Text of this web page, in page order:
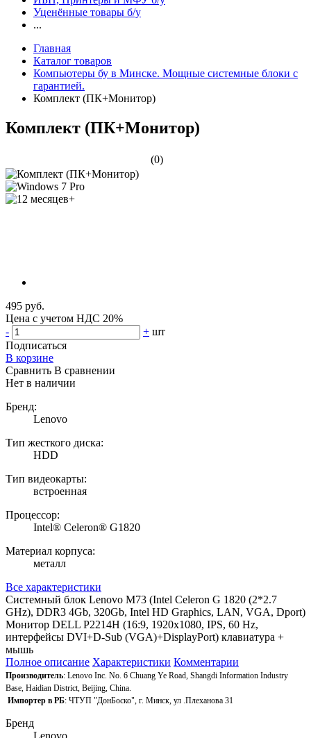
Уценённые товары б/у
...
Главная
Каталог товаров
Компьютеры бу в Минске. Мощные системные блоки с
гарантией.
Комплект (ПК+Монитор)
Комплект (ПК+Монитор)
(0)
495 руб.
Цена с учетом НДС 20%
-
+ шт
Подписаться
В корзине
Сравнить В сравнении
Нет в наличии
Бренд:
Lenovo
Тип жесткого диска:
HDD
Тип видеокарты:
встроенная
Процессор:
Intel® Celeron® G1820
Материал корпуса:
металл
Все характеристики
Системный блок Lenovo M73 (Intel Celeron G 1820 (2*2.7
GHz), DDR3 4Gb, 320Gb, Intel HD Graphics, LAN, VGA, Dport)
Монитор DELL P2214H (16:9, 1920x1080, IPS, 60 Hz,
интерфейсы DVI+D-Sub (VGA)+DisplayPort) клавиатура +
мышь
Полное описание Характеристики Комментарии
Производитель: Lenovo Inc. No. 6 Chuang Ye Road, Shangdi Information Industry
Base, Haidian District, Beijing, China.
Импортер в РБ: ЧТУП "ДонБоско", г. Минск, ул .Плеханова 31
Бренд